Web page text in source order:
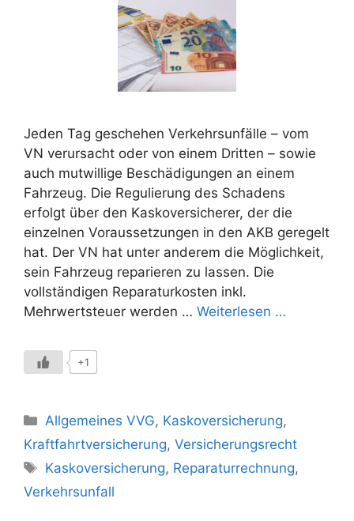
Jeden Tag geschehen Verkehrsunfälle – vom
VN verursacht oder von einem Dritten – sowie
auch mutwillige Beschädigungen an einem
Fahrzeug. Die Regulierung des Schadens
erfolgt über den Kaskoversicherer, der die
einzelnen Voraussetzungen in den AKB geregelt
hat. Der VN hat unter anderem die Möglichkeit,
sein Fahrzeug reparieren zu lassen. Die
vollständigen Reparaturkosten inkl.
Mehrwertsteuer werden … Weiterlesen …
+1
Kategorien
Allgemeines VVG, Kaskoversicherung,
Kraftfahrtversicherung, Versicherungsrecht
Schlagwörter
Kaskoversicherung, Reparaturrechnung,
Verkehrsunfall